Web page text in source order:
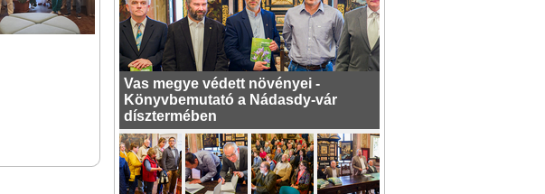
Vas megye védett növényei -
Könyvbemutató a Nádasdy-vár
dísztermében